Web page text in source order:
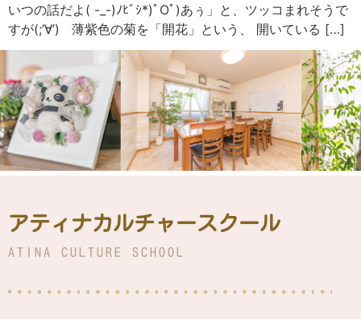
いつの話だよ( -_-)ﾉﾋﾞｼ*)ﾟOﾟ)あぅ」と、ツッコまれそうで
すが(;’∀’) 薄紫色の菊を「開花」という、 開いている […]
アティナカルチャースクール
ATINA CULTURE SCHOOL